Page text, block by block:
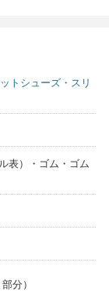
トシューズ・スリ
表）・ゴム・ゴム
分）